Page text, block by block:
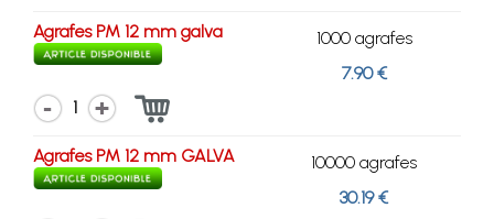
Agrafes PM 12 mm galva
1000 agrafes
7.90 €
1
Agrafes PM 12 mm GALVA
10000 agrafes
30.19 €